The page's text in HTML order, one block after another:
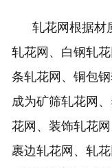
轧花网根据材
轧花网、白钢轧
条轧花网、铜包
成为矿筛轧花网
花网、装饰轧花
裹边轧花网、轧